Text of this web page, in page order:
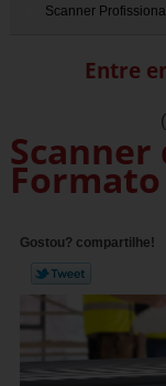
Scanner
Entre
Scanner
Gostou? compartilhe!